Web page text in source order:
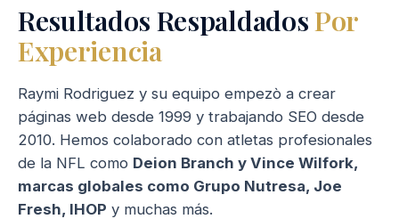
Resultados RespaldadosPor
Experiencia
Raymi Rodriguez y su equipo empezò a crear
páginas web desde 1999 y trabajando SEO desde
2010. Hemos colaborado con atletas profesionales
de la NFL como Deion Branch y Vince Wilfork,
marcas globales como Grupo Nutresa, Joe
Fresh, IHOP y muchas más.